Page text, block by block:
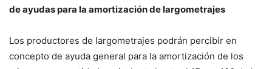
de ayudas para la amortización de largometrajes
Los productores de largometrajes podrán percibir en
concepto de ayuda general para la amortización de los